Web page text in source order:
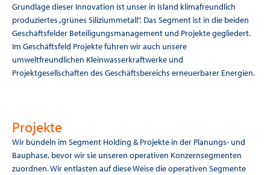
Grundlage dieser Innovation ist unser in Island klimafreundlich
produziertes „grünes Siliziummetall“. Das Segment ist in die beiden
Geschäftsfelder Beteiligungsmanagement und Projekte gegliedert.
Im Geschäftsfeld Projekte führen wir auch unsere
umweltfreundlichen Kleinwasserkraftwerke und
Projektgesellschaften des Geschäftsbereichs erneuerbarer Energien.
Projekte
Wir bündeln im Segment Holding & Projekte in der Planungs- und
Bauphase, bevor wir sie unseren operativen Konzernsegmenten
zuordnen. Wir entlasten auf diese Weise die operativen Segmente